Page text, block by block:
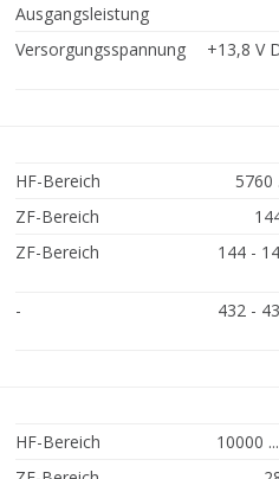
Ausgangsleistung
Versorgungsspannung
+13,8 V
HF-Bereich
5760
ZF-Bereich
ZF-Bereich
144 -
-
432 -
HF-Bereich
10000